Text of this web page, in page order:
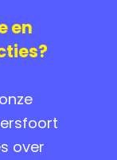
en
over